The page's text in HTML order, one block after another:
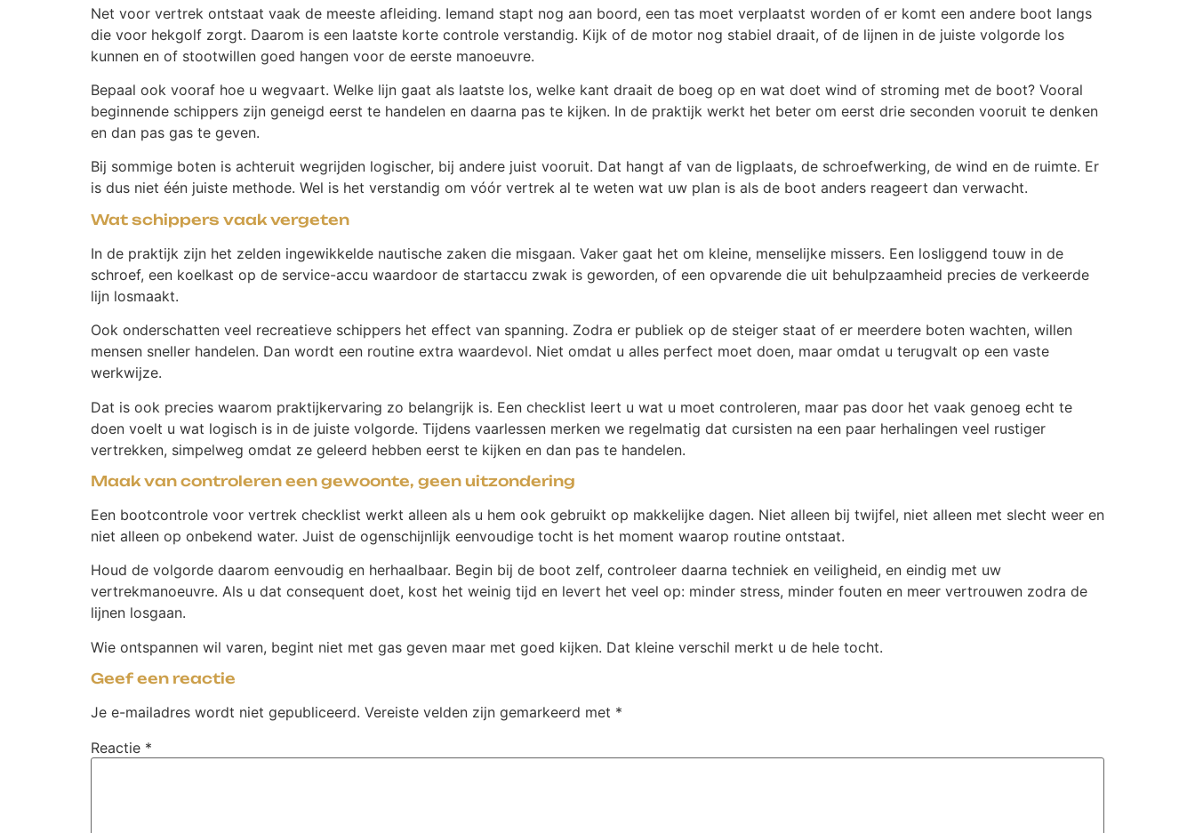
Net voor vertrek ontstaat vaak de meeste afleiding. Iemand stapt nog aan boord, een tas moet verplaatst worden of er komt een andere boot langs
die voor hekgolf zorgt. Daarom is een laatste korte controle verstandig. Kijk of de motor nog stabiel draait, of de lijnen in de juiste volgorde los
kunnen en of stootwillen goed hangen voor de eerste manoeuvre.
Bepaal ook vooraf hoe u wegvaart. Welke lijn gaat als laatste los, welke kant draait de boeg op en wat doet wind of stroming met de boot? Vooral
beginnende schippers zijn geneigd eerst te handelen en daarna pas te kijken. In de praktijk werkt het beter om eerst drie seconden vooruit te denken
en dan pas gas te geven.
Bij sommige boten is achteruit wegrijden logischer, bij andere juist vooruit. Dat hangt af van de ligplaats, de schroefwerking, de wind en de ruimte. Er
is dus niet één juiste methode. Wel is het verstandig om vóór vertrek al te weten wat uw plan is als de boot anders reageert dan verwacht.
Wat schippers vaak vergeten
In de praktijk zijn het zelden ingewikkelde nautische zaken die misgaan. Vaker gaat het om kleine, menselijke missers. Een losliggend touw in de
schroef, een koelkast op de service-accu waardoor de startaccu zwak is geworden, of een opvarende die uit behulpzaamheid precies de verkeerde
lijn losmaakt.
Ook onderschatten veel recreatieve schippers het effect van spanning. Zodra er publiek op de steiger staat of er meerdere boten wachten, willen
mensen sneller handelen. Dan wordt een routine extra waardevol. Niet omdat u alles perfect moet doen, maar omdat u terugvalt op een vaste
werkwijze.
Dat is ook precies waarom praktijkervaring zo belangrijk is. Een checklist leert u wat u moet controleren, maar pas door het vaak genoeg echt te
doen voelt u wat logisch is in de juiste volgorde. Tijdens vaarlessen merken we regelmatig dat cursisten na een paar herhalingen veel rustiger
vertrekken, simpelweg omdat ze geleerd hebben eerst te kijken en dan pas te handelen.
Maak van controleren een gewoonte, geen uitzondering
Een bootcontrole voor vertrek checklist werkt alleen als u hem ook gebruikt op makkelijke dagen. Niet alleen bij twijfel, niet alleen met slecht weer en
niet alleen op onbekend water. Juist de ogenschijnlijk eenvoudige tocht is het moment waarop routine ontstaat.
Houd de volgorde daarom eenvoudig en herhaalbaar. Begin bij de boot zelf, controleer daarna techniek en veiligheid, en eindig met uw
vertrekmanoeuvre. Als u dat consequent doet, kost het weinig tijd en levert het veel op: minder stress, minder fouten en meer vertrouwen zodra de
lijnen losgaan.
Wie ontspannen wil varen, begint niet met gas geven maar met goed kijken. Dat kleine verschil merkt u de hele tocht.
Geef een reactie
Je e-mailadres wordt niet gepubliceerd. Vereiste velden zijn gemarkeerd met *
Reactie *